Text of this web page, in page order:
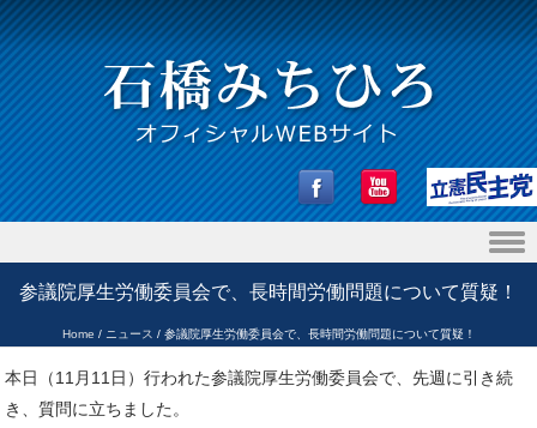
Skip to content
参議院厚生労働委員会で、長時間労働問題について質疑！
Home / ニュース /参議院厚生労働委員会で、長時間労働問題について質疑！
本日（11月11日）行われた参議院厚生労働委員会で、先週に引き続
き、質問に立ちました。